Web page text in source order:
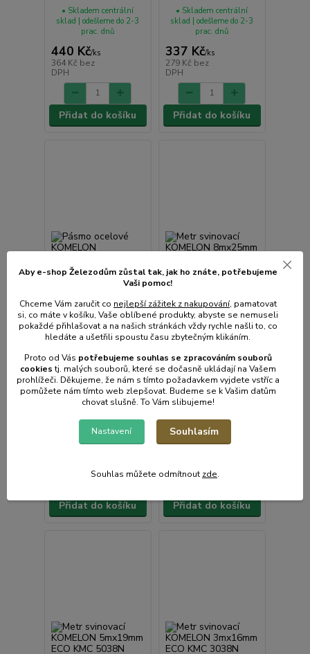
440 Kč/ks
364 Kč bez
DPH
• Skladem centrální
sklad | odešleme do 2-3
prac. dnů
Přidat do košíku
337 Kč/ks
279 Kč bez
DPH
• Skladem centrální
sklad | odešleme do 2-3
prac. dnů
Přidat do košíku
Pásmo ocelové
KOMELON 10mx10mm
KMC 911
251 Kč/ks
• Skladem centrální
prac. dnů
Přidat do košíku
Metr svinovací
KOMELON 8mx25mm
ECO KMC 8038N
168 Kč/ks
• Skladem centrální
prac. dnů
Přidat do košíku
Aby e-shop Železodům zůstal tak, jak ho znáte, potřebujeme
Vaši pomoc!
Chceme Vám zaručit co nejlepší zážitek z nakupování, pamatovat
si, co máte v košíku, Vaše oblíbené produkty, abyste se nemuseli
pokaždé přihlašovat a na našich stránkách vždy rychle našli to, co
hledáte a ušetřili spoustu času zbytečným klikáním.
Proto od Vás potřebujeme souhlas se zpracováním souborů
cookiestj. malých souborů, které se dočasně ukládají na Vašem
prohlížeči. Děkujeme, že nám s tímto požadavkem vyjdete vstříc a
pomůžete nám tímto web zlepšovat. Budeme se k Vašim datům
chovat slušně. To Vám slibujeme!
Nastavení Souhlasím
Souhlas můžete odmítnout zde.